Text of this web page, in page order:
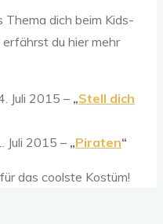
dich beim Kids-
du hier mehr
Juli 2015 – „Stell dich
Juli 2015 – „Piraten“
das coolste Kostüm!